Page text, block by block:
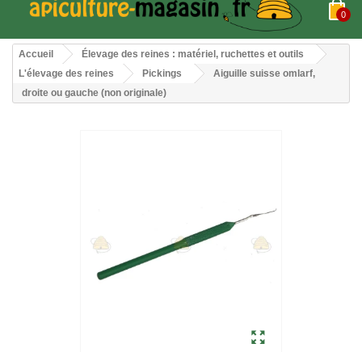
0
Accueil
Élevage des reines : matériel, ruchettes et outils
L'élevage des reines
Pickings
Aiguille suisse omlarf,
droite ou gauche (non originale)